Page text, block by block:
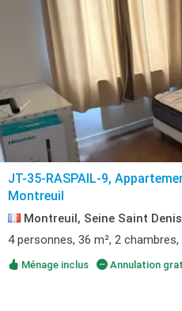
JT-35-RASPAIL-9,
Montreuil
Montreuil, Seine Saint Denis
4 personnes, 36 m², 2 chambres,
Ménage inclus Annulation